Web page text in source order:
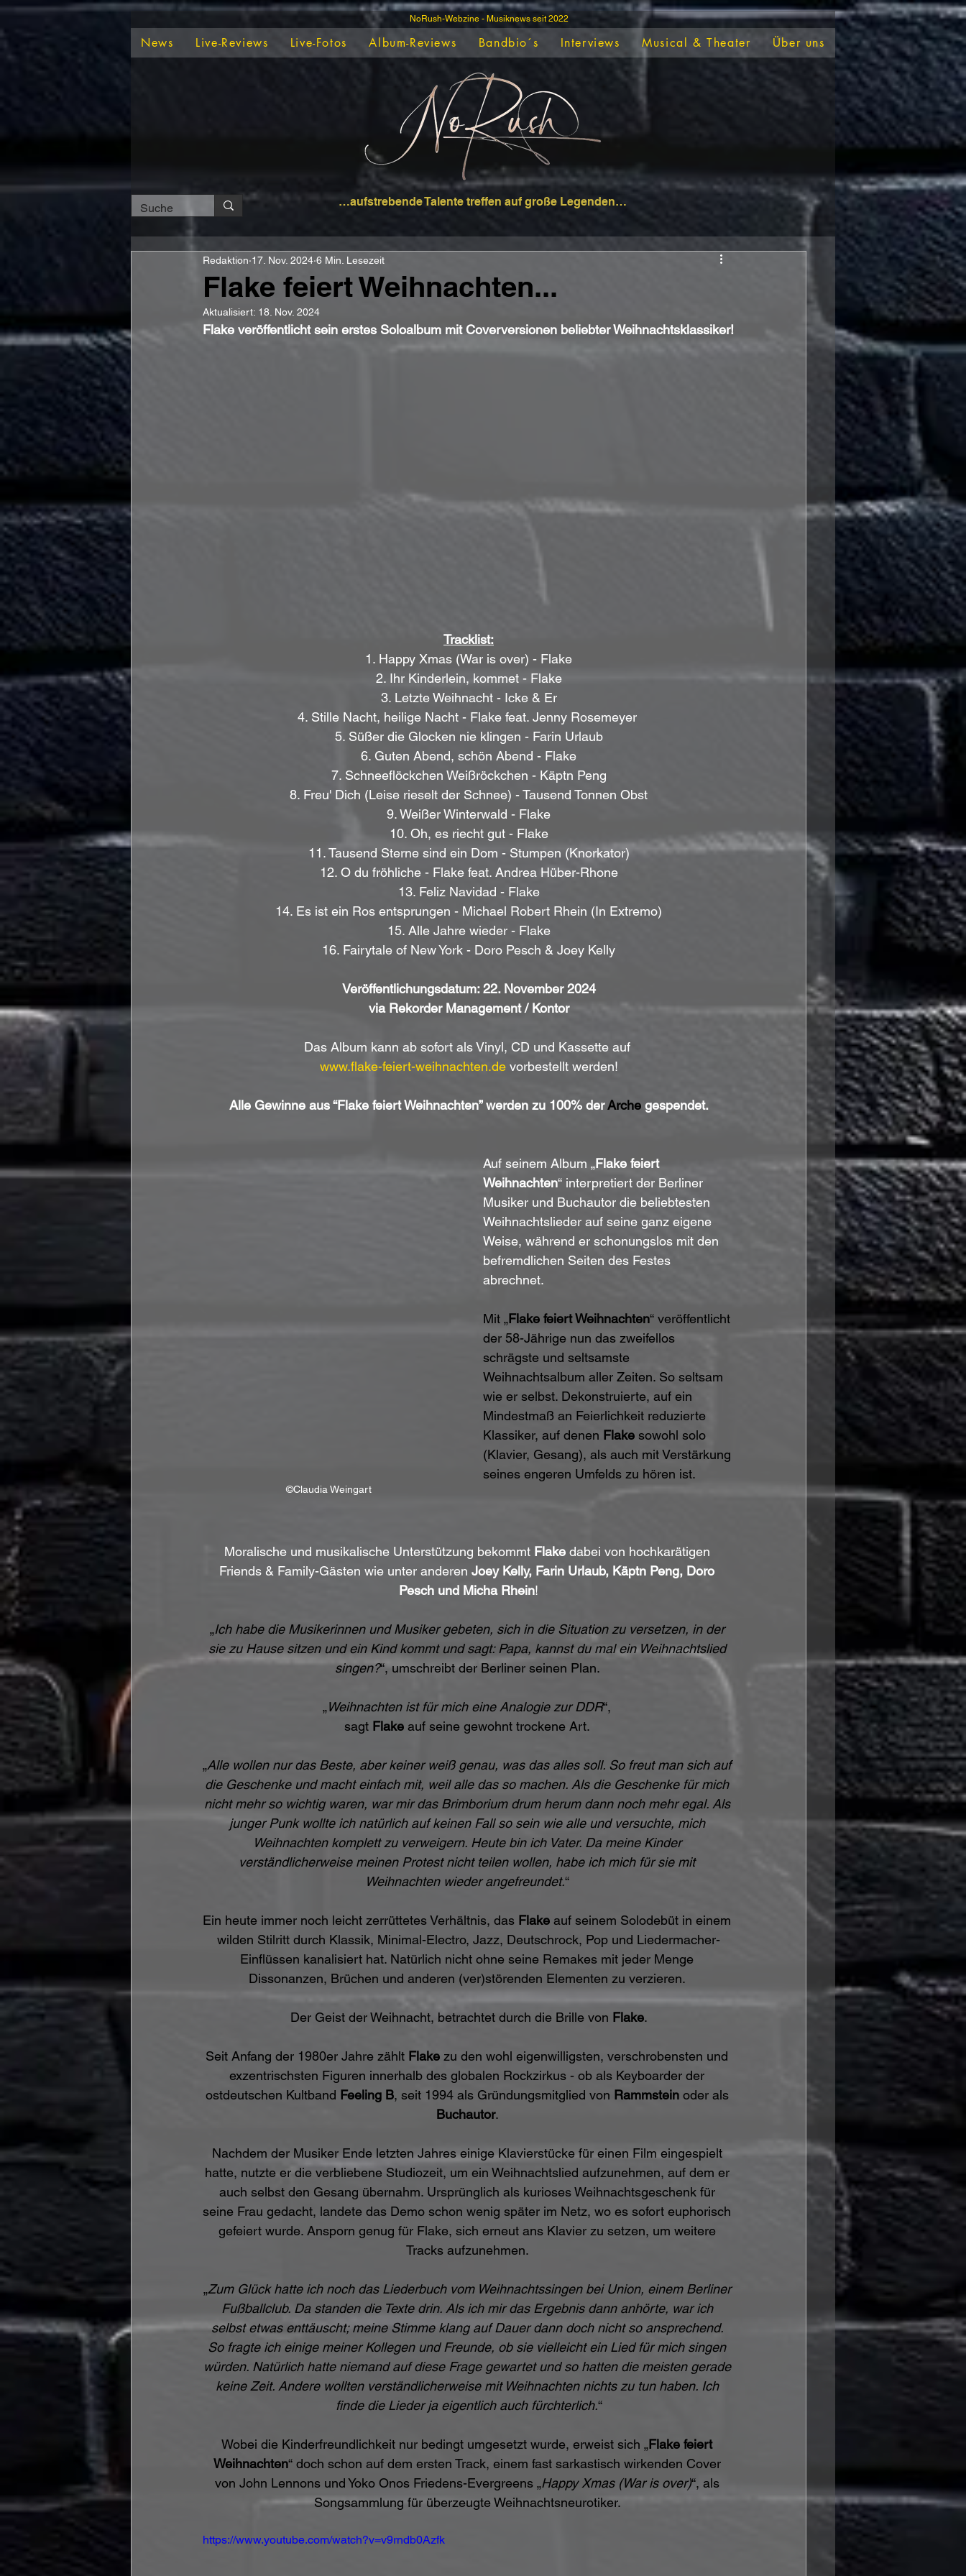
NoRush-Webzine - Musiknews seit 2022
News Live-Reviews Live-Fotos Album-Reviews Bandbio´s Interviews Musical & Theater Über uns
…aufstrebende Talente treffen auf große Legenden…
Flake feiert Weihnachten...
Redaktion 17. Nov. 2024 6 Min. Lesezeit
Aktualisiert: 18. Nov. 2024
Flake veröffentlicht sein erstes Soloalbum mit Coverversionen beliebter Weihnachtsklassiker!
Tracklist:
1. Happy Xmas (War is over) - Flake
2. Ihr Kinderlein, kommet - Flake
3. Letzte Weihnacht - Icke & Er
4. Stille Nacht, heilige Nacht - Flake feat. Jenny Rosemeyer
5. Süßer die Glocken nie klingen - Farin Urlaub
6. Guten Abend, schön Abend - Flake
7. Schneeflöckchen Weißröckchen - Käptn Peng
8. Freu' Dich (Leise rieselt der Schnee) - Tausend Tonnen Obst
9. Weißer Winterwald - Flake
10. Oh, es riecht gut - Flake
11. Tausend Sterne sind ein Dom - Stumpen (Knorkator)
12. O du fröhliche - Flake feat. Andrea Hüber-Rhone
13. Feliz Navidad - Flake
14. Es ist ein Ros entsprungen - Michael Robert Rhein (In Extremo)
15. Alle Jahre wieder - Flake
16. Fairytale of New York - Doro Pesch & Joey Kelly
Veröffentlichungsdatum: 22. November 2024
via Rekorder Management / Kontor
Das Album kann ab sofort als Vinyl, CD und Kassette auf
www.flake-feiert-weihnachten.de vorbestellt werden!
Alle Gewinne aus “Flake feiert Weihnachten” werden zu 100% der Arche gespendet.
©Claudia Weingart
Auf seinem Album „Flake feiert
Weihnachten“ interpretiert der Berliner
Musiker und Buchautor die beliebtesten
Weihnachtslieder auf seine ganz eigene
Weise, während er schonungslos mit den
befremdlichen Seiten des Festes
abrechnet.
Mit „Flake feiert Weihnachten“ veröffentlicht
der 58-Jährige nun das zweifellos
schrägste und seltsamste
Weihnachtsalbum aller Zeiten. So seltsam
wie er selbst. Dekonstruierte, auf ein
Mindestmaß an Feierlichkeit reduzierte
Klassiker, auf denen Flake sowohl solo
(Klavier, Gesang), als auch mit Verstärkung
seines engeren Umfelds zu hören ist.
Moralische und musikalische Unterstützung bekommt Flake dabei von hochkarätigen
Friends & Family-Gästen wie unter anderen Joey Kelly, Farin Urlaub, Käptn Peng, Doro
Pesch und Micha Rhein!
„Ich habe die Musikerinnen und Musiker gebeten, sich in die Situation zu versetzen, in der
sie zu Hause sitzen und ein Kind kommt und sagt: Papa, kannst du mal ein Weihnachtslied
singen?“, umschreibt der Berliner seinen Plan.
„Weihnachten ist für mich eine Analogie zur DDR“,
sagt Flake auf seine gewohnt trockene Art.
„Alle wollen nur das Beste, aber keiner weiß genau, was das alles soll. So freut man sich auf
die Geschenke und macht einfach mit, weil alle das so machen. Als die Geschenke für mich
nicht mehr so wichtig waren, war mir das Brimborium drum herum dann noch mehr egal. Als
junger Punk wollte ich natürlich auf keinen Fall so sein wie alle und versuchte, mich
Weihnachten komplett zu verweigern. Heute bin ich Vater. Da meine Kinder
verständlicherweise meinen Protest nicht teilen wollen, habe ich mich für sie mit
Weihnachten wieder angefreundet.“
Ein heute immer noch leicht zerrüttetes Verhältnis, das Flake auf seinem Solodebüt in einem
wilden Stilritt durch Klassik, Minimal-Electro, Jazz, Deutschrock, Pop und Liedermacher-
Einflüssen kanalisiert hat. Natürlich nicht ohne seine Remakes mit jeder Menge
Dissonanzen, Brüchen und anderen (ver)störenden Elementen zu verzieren.
Der Geist der Weihnacht, betrachtet durch die Brille von Flake.
Seit Anfang der 1980er Jahre zählt Flake zu den wohl eigenwilligsten, verschrobensten und
exzentrischsten Figuren innerhalb des globalen Rockzirkus - ob als Keyboarder der
ostdeutschen Kultband Feeling B, seit 1994 als Gründungsmitglied von Rammstein oder als
Buchautor.
Nachdem der Musiker Ende letzten Jahres einige Klavierstücke für einen Film eingespielt
hatte, nutzte er die verbliebene Studiozeit, um ein Weihnachtslied aufzunehmen, auf dem er
auch selbst den Gesang übernahm. Ursprünglich als kurioses Weihnachtsgeschenk für
seine Frau gedacht, landete das Demo schon wenig später im Netz, wo es sofort euphorisch
gefeiert wurde. Ansporn genug für Flake, sich erneut ans Klavier zu setzen, um weitere
Tracks aufzunehmen.
„Zum Glück hatte ich noch das Liederbuch vom Weihnachtssingen bei Union, einem Berliner
Fußballclub. Da standen die Texte drin. Als ich mir das Ergebnis dann anhörte, war ich
selbst etwas enttäuscht; meine Stimme klang auf Dauer dann doch nicht so ansprechend.
So fragte ich einige meiner Kollegen und Freunde, ob sie vielleicht ein Lied für mich singen
würden. Natürlich hatte niemand auf diese Frage gewartet und so hatten die meisten gerade
keine Zeit. Andere wollten verständlicherweise mit Weihnachten nichts zu tun haben. Ich
finde die Lieder ja eigentlich auch fürchterlich.“
Wobei die Kinderfreundlichkeit nur bedingt umgesetzt wurde, erweist sich „Flake feiert
Weihnachten“ doch schon auf dem ersten Track, einem fast sarkastisch wirkenden Cover
von John Lennons und Yoko Onos Friedens-Evergreens „Happy Xmas (War is over)“, als
Songsammlung für überzeugte Weihnachtsneurotiker.
https://www.youtube.com/watch?v=v9rndb0Azfk